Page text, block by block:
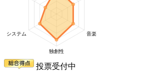
投票受付中